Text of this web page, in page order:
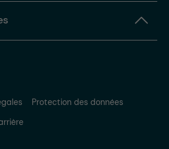
Protection des données